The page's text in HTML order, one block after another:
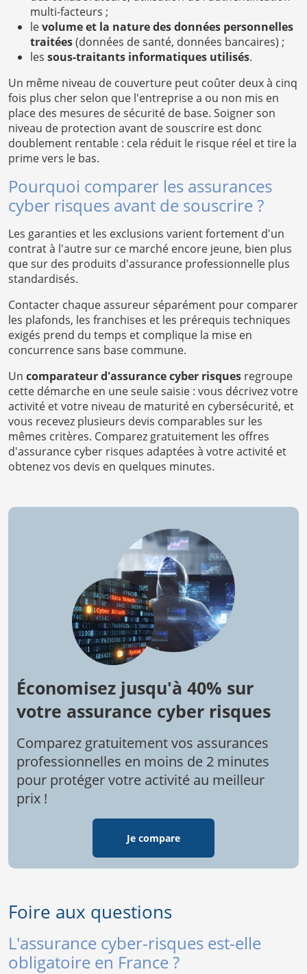
multi-facteurs ;
levolume et la nature des données personnelles
traitées(données de santé, données bancaires) ;
les sous-traitants informatiques utilisés.
Un même niveau de couverture peut coûter deux à cinq
fois plus cher selon que l'entreprise a ou non mis en
place des mesures de sécurité de base. Soigner son
niveau de protection avant de souscrire est donc
doublement rentable : cela réduit le risque réel et tire la
prime vers le bas.
Pourquoi comparer les assurances
cyber risques avant de souscrire ?
Les garanties et les exclusions varient fortement d'un
contrat à l'autre sur ce marché encore jeune, bien plus
que sur des produits d'assurance professionnelle plus
standardisés.
Contacter chaque assureur séparément pour comparer
les plafonds, les franchises et les prérequis techniques
exigés prend du temps et complique la mise en
concurrence sans base commune.
Un comparateur d'assurance cyber risques regroupe
cette démarche en une seule saisie : vous décrivez votre
activité et votre niveau de maturité en cybersécurité, et
vous recevez plusieurs devis comparables sur les
mêmes critères. Comparez gratuitement les offres
d'assurance cyber risques adaptées à votre activité et
obtenez vos devis en quelques minutes.
Économisez jusqu'à 40% sur
votre assurance cyber risques
Comparez gratuitement vos assurances
professionnelles en moins de 2 minutes
pour protéger votre activité au meilleur
prix !
Je compare
Foire aux questions
L'assurance cyber-risques est-elle
obligatoire en France ?